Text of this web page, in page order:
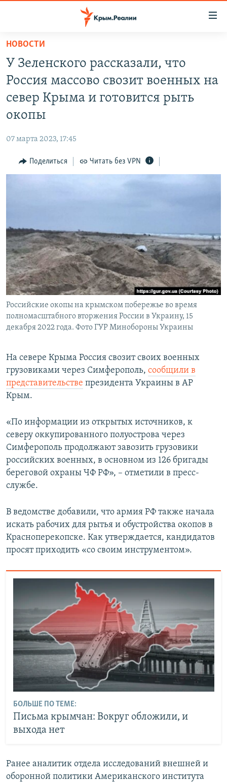
Вернуться
основному
содержанию
главной
Вернутся
поиску
ГРУЗ 200
ИНТЕРАКТИВ
ИНФОГРАФИКА
ПОБЕДИТЕЛЕЙ НЕ СУДЯТ?
КРЫМ.НЕПОКОРЕННЫЙ
ELIFBE
УКРАИНСКАЯ ПРОБЛЕМА КРЫМА
РАДІО СВОБОДА
КАК ОБОЙТИ БЛОКИРОВКУ
ПРИСОЕДИНЯЙТЕСЬ!
Все сайты RFE/RL
НОВОСТИ
У Зеленского рассказали, что
Россия массово свозит военных на
север Крыма и готовится рыть
окопы
07 марта 2023, 17:45
Поделиться Читать без VPN
Российские окопы на крымском побережье во время
полномасштабного вторжения России в Украину, 15
декабря 2022 года. Фото ГУР Минобороны Украины
На севере Крыма Россия свозит своих военных
грузовиками через Симферополь, сообщили в
представительстве президента Украины в АР
Крым.
«По информации из открытых источников, к
северу оккупированного полуострова через
Симферополь продолжают завозить грузовики
российских военных, в основном из 126 бригады
береговой охраны ЧФ РФ», – отметили в пресс-
службе.
В ведомстве добавили, что армия РФ также начала
искать рабочих для рытья и обустройства окопов в
Красноперекопске. Как утверждается, кандидатов
просят приходить «со своим инструментом».
БОЛЬШЕ ПО ТЕМЕ:
Письма крымчан: Вокруг обложили, и
выхода нет
Ранее аналитик отдела исследований внешней и
оборонной политики Американского института